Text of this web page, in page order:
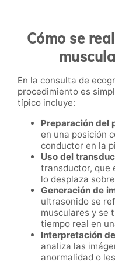
Cómo se
En la consulta de
procedimiento es
típico incluye:
Preparación del
en una posición
conductor en la
Uso del
transductor, que
lo desplaza
Generación de
ultrasonido se
musculares y se
tiempo real en
Interpretación
analiza las
anormalidad o